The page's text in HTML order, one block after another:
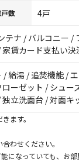
数 4戸
テナ / バルコニー /
賃カード支払い決
給湯 / 追焚機能 /
ーゼット / シュー
立洗面台 / 対面キ
ます。
わせください。
になっていても、お